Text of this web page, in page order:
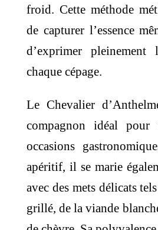
froid. Cette méthode
de capturer l’essence
d’exprimer
chaque cépage.
Le Chevalier
compagnon idéal pour
occasions
apéritif, il se marie
avec des mets délicats
grillé, de la viande